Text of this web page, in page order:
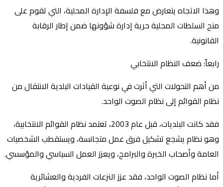
وهذا الاتجاه يتعارض مع فلسفة الإدارة المحلية، التي تقوم على
منح السلطات المحلية حرية إدارة شؤونها ضمن إطار الرقابة
القانونية.
رابعاً: ضعف النظام الانتخابي
من أهم التحولات التي أثرت في نوعية القيادات البلدية الانتقال من
نظام القوائم إلى نظام الصوت الواحد.
فقد كانت البلديات، قبل عام 2003، تعتمد نظام القوائم الانتخابية،
وهو نظام يشجع تشكيل فرق عمل متجانسة، ويستقطب الشخصيات
العامة وأصحاب الخبرة والبرامج، ويعزز العمل السياسي والمؤسسي.
أما نظام الصوت الواحد، فقد عزز النزعات الفردية والعشائرية